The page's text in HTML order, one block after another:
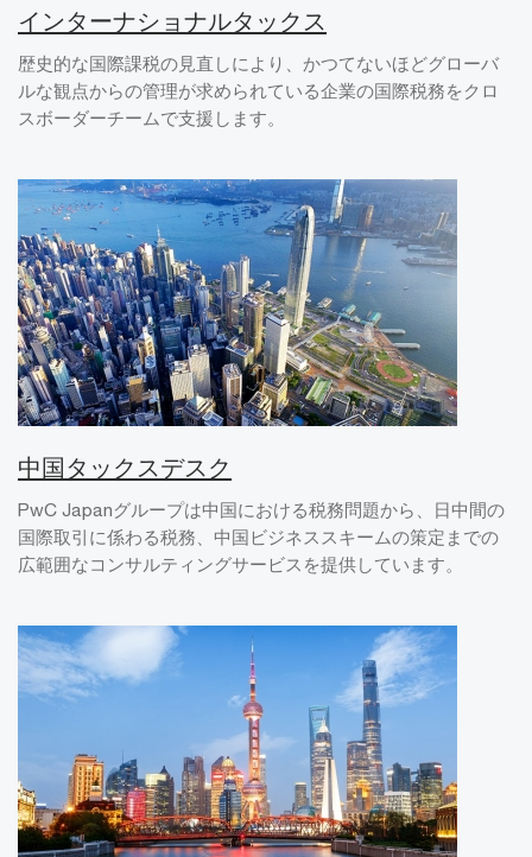
インターナショナルタックス
歴史的な国際課税の見直しにより、かつてないほどグローバ
ルな観点からの管理が求められている企業の国際税務をクロ
スボーダーチームで支援します。
中国タックスデスク
PwC Japanグループは中国における税務問題から、日中間の
国際取引に係わる税務、中国ビジネススキームの策定までの
広範囲なコンサルティングサービスを提供しています。